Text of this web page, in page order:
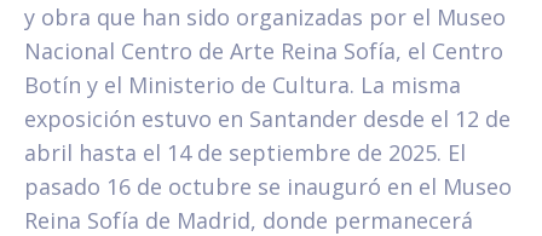
y obra que han sido organizadas por el Museo
Nacional Centro de Arte Reina Sofía, el Centro
Botín y el Ministerio de Cultura. La misma
exposición estuvo en Santander desde el 12 de
abril hasta el 14 de septiembre de 2025. El
pasado 16 de octubre se inauguró en el Museo
Reina Sofía de Madrid, donde permanecerá